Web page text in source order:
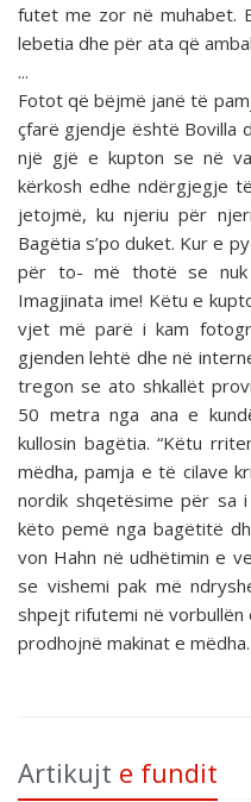
futet me zor në muhabet.
lebetia dhe për ata që
...
Fotot që bëjmë janë të
çfarë gjendje është Bovilla
një gjë e kupton se në
kërkosh edhe ndërgjegje
jetojmë, ku njeriu për
Bagëtia s’po duket. Kur e
për to- më thotë se nuk
Imagjinata ime! Këtu e
vjet më parë i kam
gjenden lehtë dhe në
tregon se ato shkallët
50 metra nga ana e
kullosin bagëtia. “Këtu
mëdha, pamja e të cilave
nordik shqetësime për sa
këto pemë nga bagëtitë
von Hahn në udhëtimin e
se vishemi pak më
shpejt rifutemi në
prodhojnë makinat e
Artikujt e fundit